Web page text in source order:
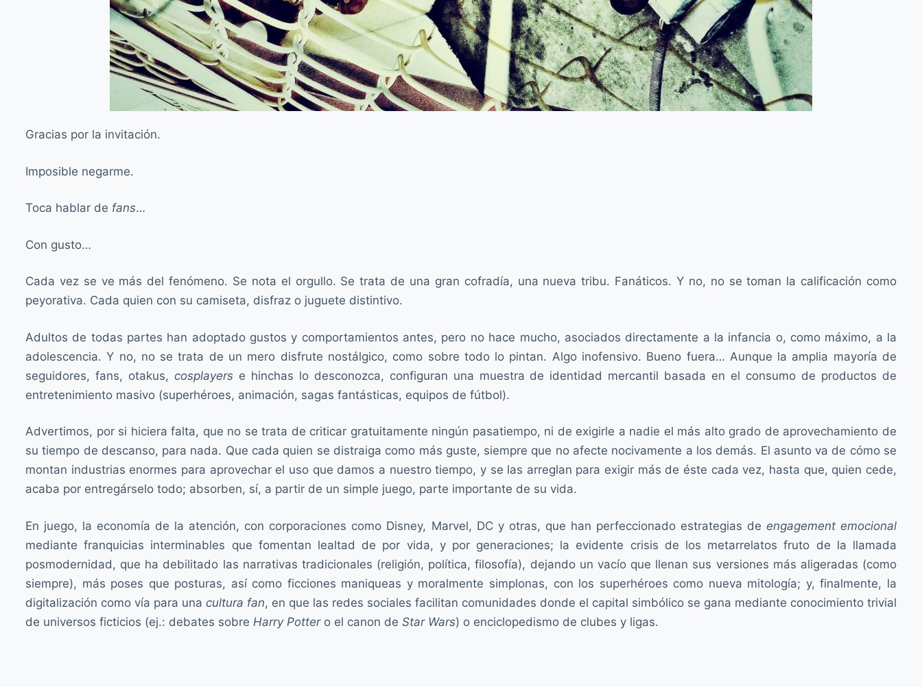
Gracias por la invitación.
Imposible negarme.
Toca hablar de fans…
Con gusto…
Cada vez se ve más del fenómeno. Se nota el orgullo. Se trata de una gran cofradía, una nueva tribu. Fanáticos. Y no, no se toman la calificación como
peyorativa. Cada quien con su camiseta, disfraz o juguete distintivo.
Adultos de todas partes han adoptado gustos y comportamientos antes, pero no hace mucho, asociados directamente a la infancia o, como máximo, a la
adolescencia. Y no, no se trata de un mero disfrute nostálgico, como sobre todo lo pintan. Algo inofensivo. Bueno fuera… Aunque la amplia mayoría de
seguidores, fans, otakus, cosplayerse hinchas lo desconozca, configuran una muestra de identidad mercantil basada en el consumo de productos de
entretenimiento masivo (superhéroes, animación, sagas fantásticas, equipos de fútbol).
Advertimos, por si hiciera falta, que no se trata de criticar gratuitamente ningún pasatiempo, ni de exigirle a nadie el más alto grado de aprovechamiento de
su tiempo de descanso, para nada. Que cada quien se distraiga como más guste, siempre que no afecte nocivamente a los demás. El asunto va de cómo se
montan industrias enormes para aprovechar el uso que damos a nuestro tiempo, y se las arreglan para exigir más de éste cada vez, hasta que, quien cede,
acaba por entregárselo todo; absorben, sí, a partir de un simple juego, parte importante de su vida.
En juego, la economía de la atención, con corporaciones como Disney, Marvel, DC y otras, que han perfeccionado estrategias de engagement emocional
mediante franquicias interminables que fomentan lealtad de por vida, y por generaciones; la evidente crisis de los metarrelatos fruto de la llamada
posmodernidad, que ha debilitado las narrativas tradicionales (religión, política, filosofía), dejando un vacío que llenan sus versiones más aligeradas (como
siempre), más poses que posturas, así como ficciones maniqueas y moralmente simplonas, con los superhéroes como nueva mitología; y, finalmente, la
digitalización como vía para una cultura fan, en que las redes sociales facilitan comunidades donde el capital simbólico se gana mediante conocimiento trivial
de universos ficticios (ej.: debates sobre Harry Pottero el canon de Star Wars) o enciclopedismo de clubes y ligas.